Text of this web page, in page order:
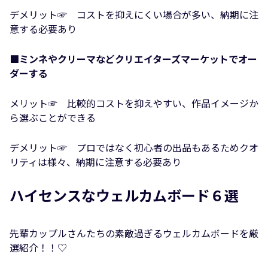
デメリット☞ コストを抑えにくい場合が多い、納期に注
意する必要あり
■ミンネやクリーマなどクリエイターズマーケットでオー
ダーする
メリット☞ 比較的コストを抑えやすい、作品イメージか
ら選ぶことができる
デメリット☞ プロではなく初心者の出品もあるためクオ
リティは様々、納期に注意する必要あり
ハイセンスなウェルカムボード６選
先輩カップルさんたちの素敵過ぎるウェルカムボードを厳
選紹介！！♡